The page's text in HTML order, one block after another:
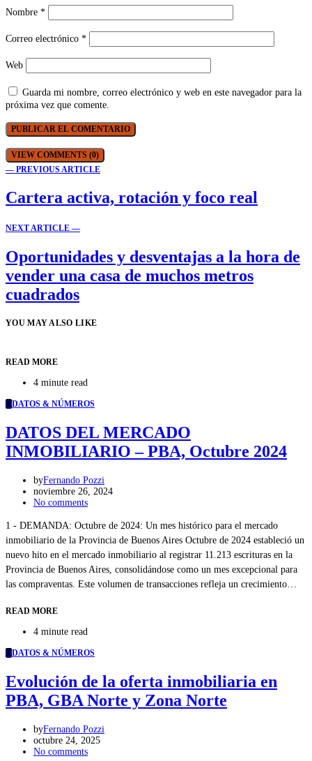
Nombre *
Correo electrónico *
Web
Guarda mi nombre, correo electrónico y web en este navegador para la
próxima vez que comente.
VIEW COMMENTS (0)
— PREVIOUS ARTICLE
Cartera activa, rotación y foco real
NEXT ARTICLE —
Oportunidades y desventajas a la hora de
vender una casa de muchos metros
cuadrados
YOU MAY ALSO LIKE
READ MORE
4 minute read
DDATOS & NÚMEROS
DATOS DEL MERCADO
INMOBILIARIO – PBA, Octubre 2024
byFernando Pozzi
noviembre 26, 2024
No comments
1 - DEMANDA: Octubre de 2024: Un mes histórico para el mercado
inmobiliario de la Provincia de Buenos Aires Octubre de 2024 estableció un
nuevo hito en el mercado inmobiliario al registrar 11.213 escrituras en la
Provincia de Buenos Aires, consolidándose como un mes excepcional para
las compraventas. Este volumen de transacciones refleja un crecimiento…
READ MORE
4 minute read
DDATOS & NÚMEROS
Evolución de la oferta inmobiliaria en
PBA, GBA Norte y Zona Norte
byFernando Pozzi
octubre 24, 2025
No comments